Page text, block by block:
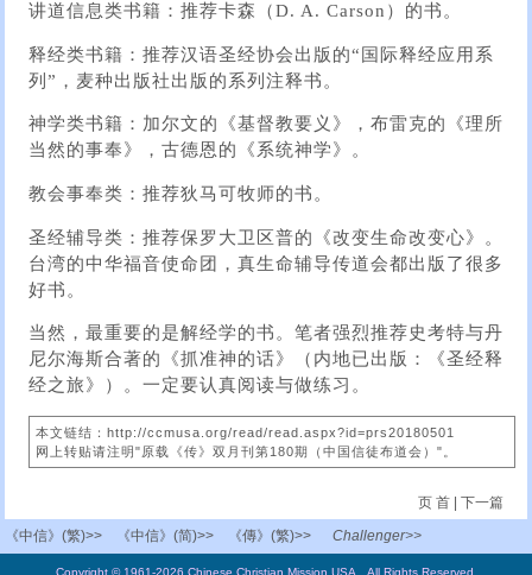
讲道信息类书籍：推荐卡森（D. A. Carson）的书。
释经类书籍：推荐汉语圣经协会出版的“国际释经应用系
列”，麦种出版社出版的系列注释书。
神学类书籍：加尔文的《基督教要义》，布雷克的《理所
当然的事奉》，古德恩的《系统神学》。
教会事奉类：推荐狄马可牧师的书。
圣经辅导类：推荐保罗大卫区普的《改变生命改变心》。
台湾的中华福音使命团，真生命辅导传道会都出版了很多
好书。
当然，最重要的是解经学的书。笔者强烈推荐史考特与丹
尼尔海斯合著的《抓准神的话》（内地已出版：《圣经释
经之旅》）。一定要认真阅读与做练习。
本文链结：http://ccmusa.org/read/read.aspx?id=prs20180501
网上转贴请注明"原载《传》双月刊第180期（中国信徒布道会）"。
页 首
下一篇
《中信》(繁)>>
《中信》(简)>> 《傳》(繁)>> Challenger>>